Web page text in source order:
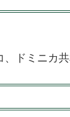
、ドミニカ